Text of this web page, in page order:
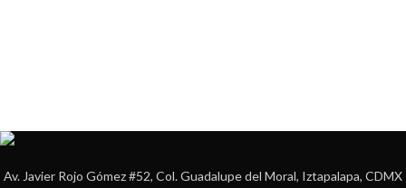
Av. Javier Rojo Gómez #52, Col. Guadalupe del Moral, Iztapalapa, CDMX